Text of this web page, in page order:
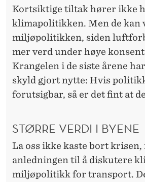
Kortsiktige tiltak hører ikke
klimapolitikken. Men de kan
miljøpolitikken, siden
mer verd under høye
Krangelen i de siste årene
skyld gjort nytte: Hvis
forutsigbar, så er det fint at
STØRRE VERDI I BYENE
La oss ikke kaste bort krisen,
anledningen til å diskutere
miljøpolitikk for transport.